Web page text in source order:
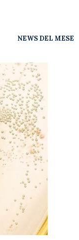
NEWS DEL MESE